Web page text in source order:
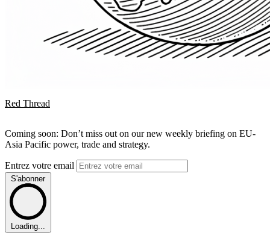
Red Thread
Coming soon: Don’t miss out on our new weekly briefing on EU-
Asia Pacific power, trade and strategy.
Entrez votre email
S'abonner
Loading...